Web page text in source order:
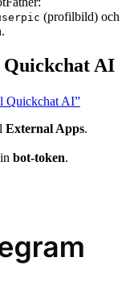
(profilbild) och
AI
Quickchat AI”
External Apps.
bot-token.